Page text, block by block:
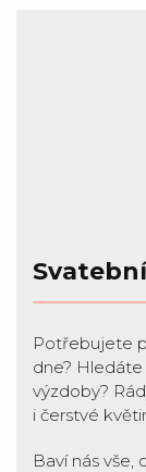
Potřebujete
dne?
výzdoby?
i čerstvé
Baví nás vše,